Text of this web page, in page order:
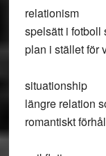
relationism
spelsätt i fotboll
plan i stället för
situationship
längre relation
romantiskt